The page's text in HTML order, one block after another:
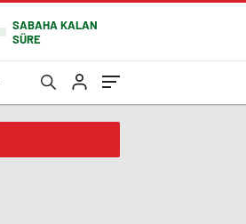
SABAHA KALAN
SÜRE